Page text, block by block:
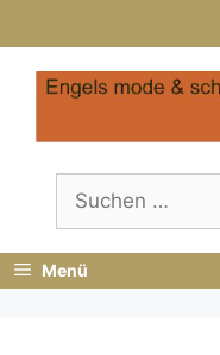
Inhalt
springen
nach:
Menü